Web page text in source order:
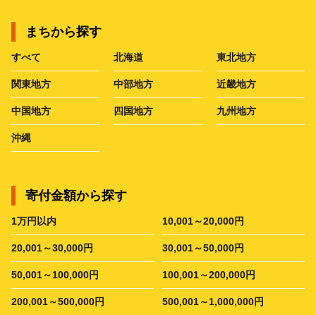
まちから探す
すべて 北海道 東北地方
関東地方 中部地方 近畿地方
中国地方 四国地方 九州地方
沖縄
寄付金額から探す
1万円以内 10,001～20,000円
20,001～30,000円 30,001～50,000円
50,001～100,000円 100,001～200,000円
200,001～500,000円 500,001～1,000,000円